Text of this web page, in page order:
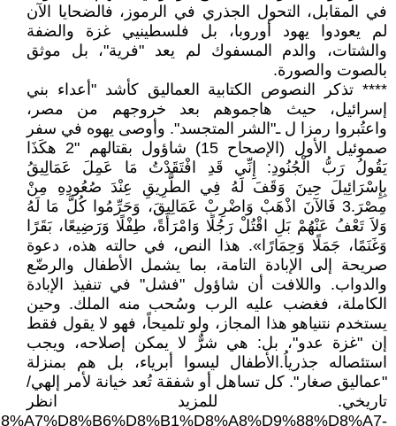
في المقابل، التحول الجذري في الرموز، فالضحايا الآن
لم يعودوا يهود أوروبا، بل فلسطينيي غزة والضفة
والشتات، والدم المسفوك لم يعد "فرية"، بل موثق
بالصوت والصورة.
**** تذكر النصوص الكتابية العماليق كأشد "أعداء بني
إسرائيل، حيث هاجموهم بعد خروجهم من مصر،
واعتُبروا رمزا ل ـ"الشر المتجسد". وأوصى يهوه في سفر
صموئيل الأول (الإصحاح 15) شاؤول بقتالهم "2 هكَذَا
يَقُولُ رَبُّ الْجُنُودِ: إِنِّي قَدِ افْتَقَدْتُ مَا عَمِلَ عَمَالِيقُ
بِإِسْرَائِيلَ حِينَ وَقَفَ لَهُ فِي الطَّرِيقِ عِنْدَ صُعُودِهِ مِنْ
مِصْرَ.3 فَالآنَ اذْهَبْ وَاضْرِبْ عَمَالِيقَ، وَحَرِّمُوا كُلَّ مَا لَهُ
وَلاَ تَعْفُ عَنْهُمْ بَلِ اقْتُلْ رَجُلًا وَامْرَأَةً، طِفْلًا وَرَضِيعًا، بَقَرًا
وَغَنَمًا، جَمَلًا وَحِمَارًا». هذا النص، في حالته هذه، دعوة
صريحة إلى الإبادة التامة، بما يشمل الأطفال والرضّع
والدواب. واللافت أن شاؤول "فشل" في تنفيذ الإبادة
الكاملة، فغضب عليه الرب وسُحب منه الملك. وحين
يستخدم نتنياهو هذا المجاز، ولو تلميحاً، فهو لا يقول فقط
إن "غزة عدو"، بل: هي شرٌّ لا يمكن إصلاحه، ويجب
استئصاله جذرياُ.الأطفال ليسوا أبرياء، بل هم بمنزلة
"عماليق صغار". كل تساهل أو شفقة تُعد خيانة لأمر إلهي/
تاريخي. للمزيد انظر